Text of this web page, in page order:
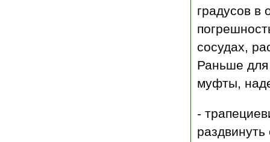
градусов в
сосудах,
Раньше для
муфты,
-